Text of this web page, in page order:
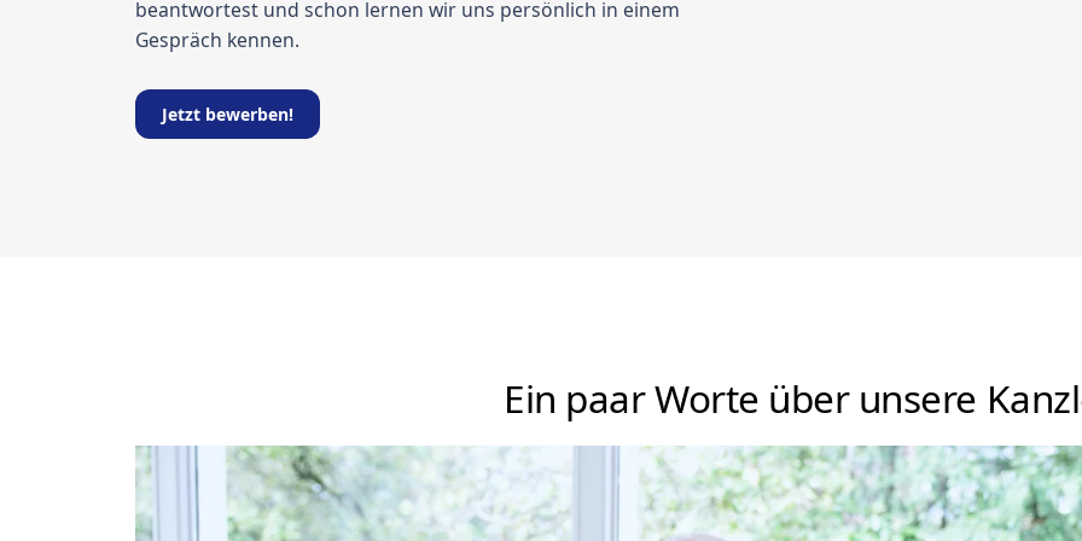
beantwortest und schon lernen wir uns persönlich in einem
Gespräch kennen.
Jetzt bewerben!
Ein paar Worte über unsere